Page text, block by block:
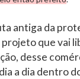
antiga da
que vai
desse
a dia dentro